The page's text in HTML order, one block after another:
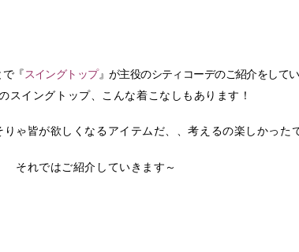
で『スイングトップ』が主役のシティコーデのご紹介をして
スイングトップ、こんな着こなしもあります！
ゃ皆が欲しくなるアイテムだ、、考えるの楽しかった
それではご紹介していきます～